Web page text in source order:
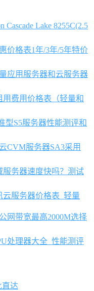
Cascade Lake 8255C(2.5
价格表1年/3年/5年特价
应用服务器和云服务器
用费用价格表（轻量和
型S5服务器性能测评和
CVM服务器SA3采用
服务器速度快吗？测试
云服务器价格表_轻量
网带宽最高2000M选择
处理器大全_性能测评
直达